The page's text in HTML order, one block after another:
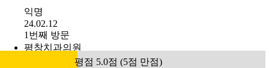
익명
24.02.12
1번째 방문
평창치과의원
평점 5.0점 (5점 만점)